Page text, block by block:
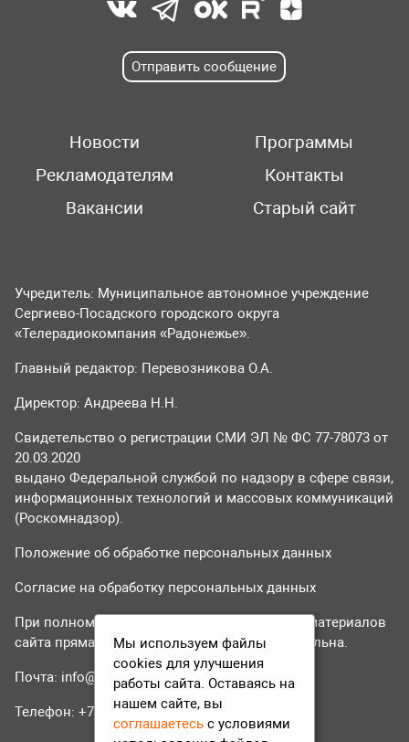
Отправить сообщение
Новости
Программы
Рекламодателям
Контакты
Вакансии
Старый сайт
Учредитель: Муниципальное автономное учреждение
Сергиево-Посадского городского округа
«Телерадиокомпания «Радонежье».
Главный редактор: Перевозникова О.А.
Директор: Андреева Н.Н.
Свидетельство о регистрации СМИ ЭЛ № ФС 77-78073 от
20.03.2020
выдано Федеральной службой по надзору в сфере связи,
информационных технологий и массовых коммуникаций
(Роскомнадзор).
Положение об обработке персональных данных
Согласие на обработку персональных данных
При полном или частичном использовании материалов
сайта прямая гиперссылка на tvr24.tv обязательна.
Почта: info@tvr24.tv
Телефон: +7 (496) 551-04-95
Мы используем файлы
cookies для улучшения
работы сайта. Оставаясь на
нашем сайте, вы
соглашаетесь с условиями